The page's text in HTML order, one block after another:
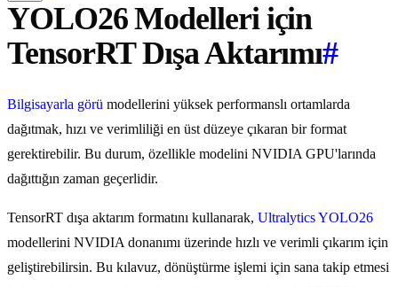
YOLO26 Modelleri için
TensorRT Dışa Aktarımı#
Bilgisayarla görü modellerini yüksek performanslı ortamlarda
dağıtmak, hızı ve verimliliği en üst düzeye çıkaran bir format
gerektirebilir. Bu durum, özellikle modelini NVIDIA GPU'larında
dağıttığın zaman geçerlidir.
TensorRT dışa aktarım formatını kullanarak, Ultralytics YOLO26
modellerini NVIDIA donanımı üzerinde hızlı ve verimli çıkarım için
geliştirebilirsin. Bu kılavuz, dönüştürme işlemi için sana takip etmesi